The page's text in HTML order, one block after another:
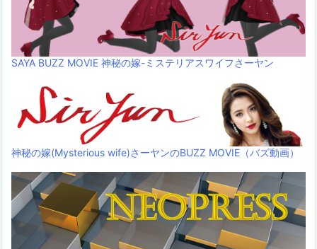
SAYA BUZZ MOVIE 神秘の嫁-ミステリアスワイフさーヤン
神秘の嫁(Mysterious wife)さーヤンのBUZZ MOVIE（バズ動画）